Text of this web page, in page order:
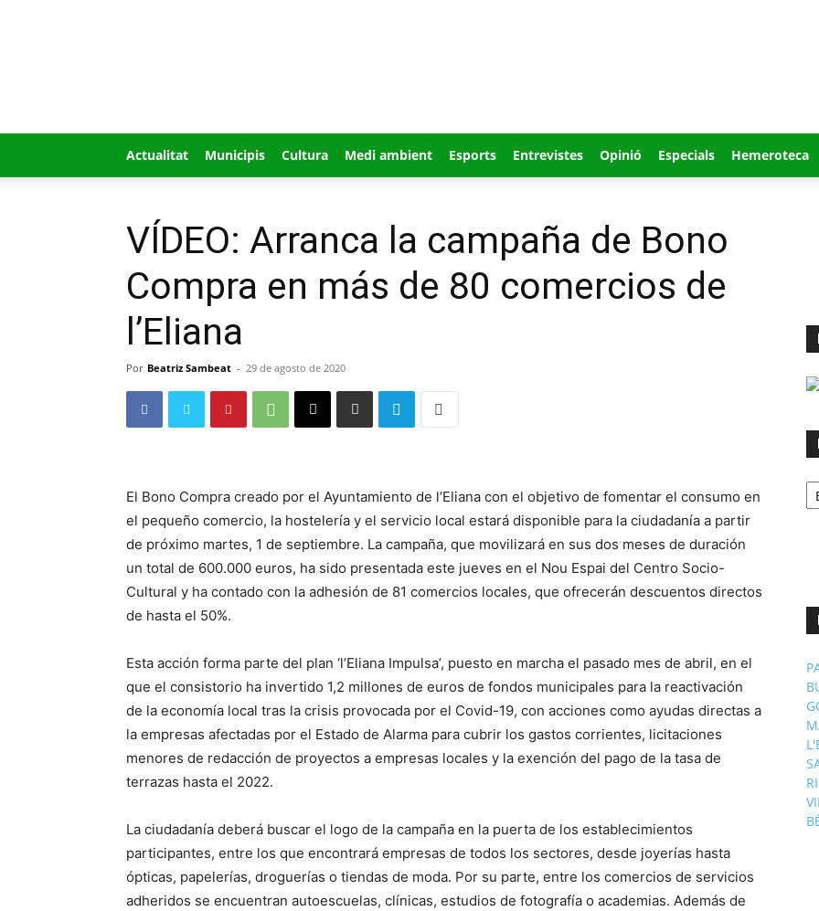
Actualitat Municipis Cultura Medi ambient Esports Entrevistes Opinió Especials Hemeroteca
VÍDEO: Arranca la campaña de Bono
Compra en más de 80 comercios de
l’Eliana
Por Beatriz Sambeat - 29 de agosto de 2020
El Bono Compra creado por el Ayuntamiento de l’Eliana con el objetivo de fomentar el consumo en
el pequeño comercio, la hostelería y el servicio local estará disponible para la ciudadanía a partir
de próximo martes, 1 de septiembre. La campaña, que movilizará en sus dos meses de duración
un total de 600.000 euros, ha sido presentada este jueves en el Nou Espai del Centro Socio-
Cultural y ha contado con la adhesión de 81 comercios locales, que ofrecerán descuentos directos
de hasta el 50%.
Esta acción forma parte del plan ‘l’Eliana Impulsa’, puesto en marcha el pasado mes de abril, en el
que el consistorio ha invertido 1,2 millones de euros de fondos municipales para la reactivación
de la economía local tras la crisis provocada por el Covid-19, con acciones como ayudas directas a
la empresas afectadas por el Estado de Alarma para cubrir los gastos corrientes, licitaciones
menores de redacción de proyectos a empresas locales y la exención del pago de la tasa de
terrazas hasta el 2022.
La ciudadanía deberá buscar el logo de la campaña en la puerta de los establecimientos
participantes, entre los que encontrará empresas de todos los sectores, desde joyerías hasta
ópticas, papelerías, droguerías o tiendas de moda. Por su parte, entre los comercios de servicios
adheridos se encuentran autoescuelas, clínicas, estudios de fotografía o academias. Además de